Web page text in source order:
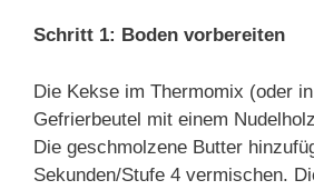
Schritt 1: Boden vorbereiten
Die Kekse im Thermomix (oder
Gefrierbeutel mit einem
Die geschmolzene Butter
Sekunden/Stufe 4 vermischen.